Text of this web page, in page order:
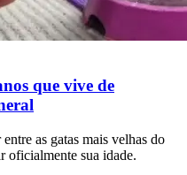
que vive de
as gatas mais velhas do
oficialmente sua idade.